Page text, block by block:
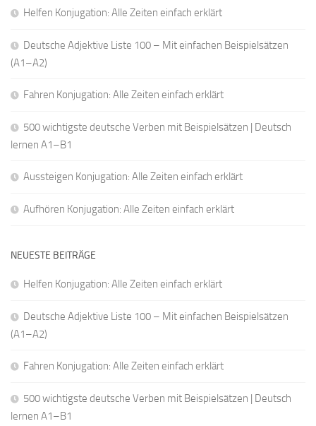
Helfen Konjugation: Alle Zeiten einfach erklärt
Deutsche Adjektive Liste 100 – Mit einfachen Beispielsätzen
(A1–A2)
Fahren Konjugation: Alle Zeiten einfach erklärt
500 wichtigste deutsche Verben mit Beispielsätzen | Deutsch
lernen A1–B1
Aussteigen Konjugation: Alle Zeiten einfach erklärt
Aufhören Konjugation: Alle Zeiten einfach erklärt
NEUESTE BEITRÄGE
Helfen Konjugation: Alle Zeiten einfach erklärt
Deutsche Adjektive Liste 100 – Mit einfachen Beispielsätzen
(A1–A2)
Fahren Konjugation: Alle Zeiten einfach erklärt
500 wichtigste deutsche Verben mit Beispielsätzen | Deutsch
lernen A1–B1